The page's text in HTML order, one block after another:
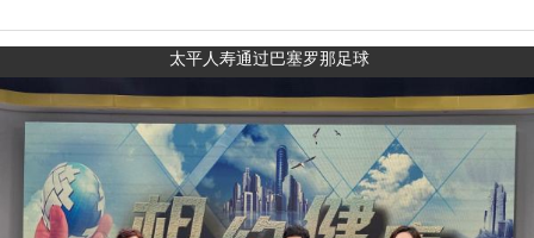
太平人寿通过巴塞罗那足球